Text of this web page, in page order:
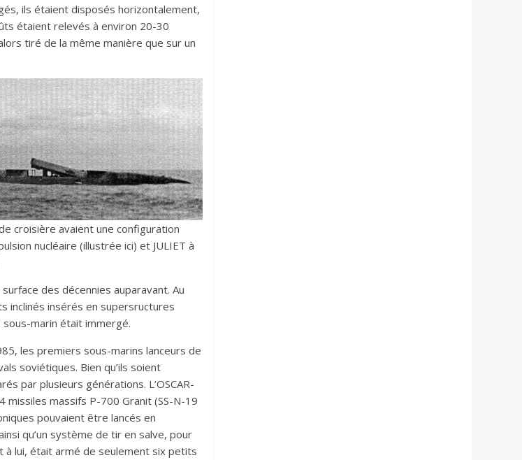
ils étaient disposés horizontalement,
étaient relevés à environ 20-30
tiré de la même manière que sur un
croisière avaient une configuration
nucléaire (illustrée ici) et JULIET à
des décennies auparavant. Au
inclinés insérés en supersructures
marin était immergé.
les premiers sous-marins lanceurs de
soviétiques. Bien qu’ils soient
par plusieurs générations. L’OSCAR-
massifs P-700 Granit (SS-N-19
pouvaient être lancés en
qu’un système de tir en salve, pour
à lui, était armé de seulement six petits